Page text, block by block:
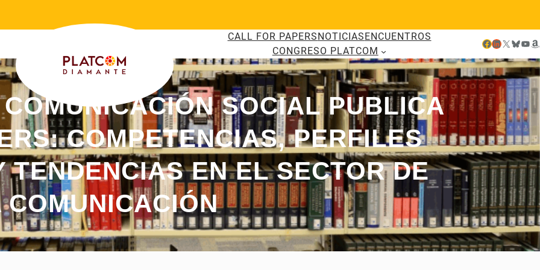
CALL FOR PAPERS NOTICIAS ENCUENTROS
CONGRESO PLATCOM
Facebook LinkedIn X Bluesky YouTube Amazon
SOCIAL PUBLICA
COMPETENCIAS, PERFILES
TENDENCIAS EN EL SECTOR DE
COMUNICACIÓN